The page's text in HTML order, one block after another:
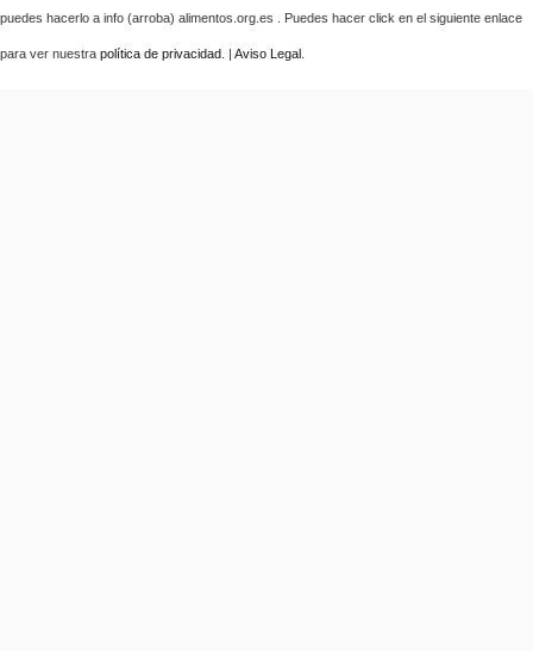
puedes hacerlo a info (arroba) alimentos.org.es . Puedes hacer click en el siguiente enlace
para ver nuestra política de privacidad . | Aviso Legal